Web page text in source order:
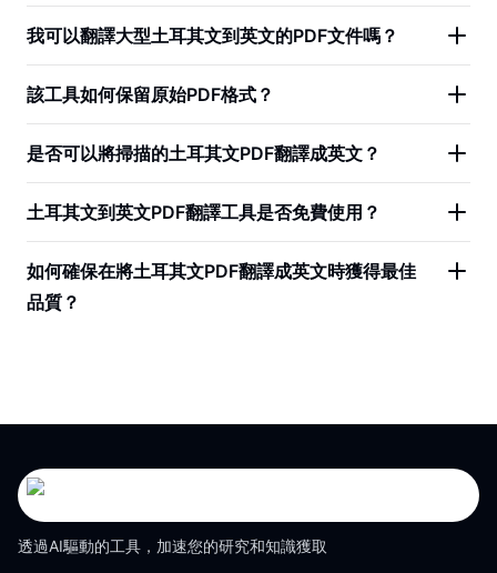
我可以翻譯大型土耳其文到英文的PDF文件嗎？
該工具如何保留原始PDF格式？
是否可以將掃描的土耳其文PDF翻譯成英文？
土耳其文到英文PDF翻譯工具是否免費使用？
如何確保在將土耳其文PDF翻譯成英文時獲得最佳
品質？
透過AI驅動的工具，加速您的研究和知識獲取